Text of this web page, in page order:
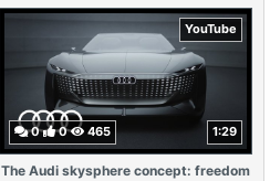
YouTube
0 0 465 1:29
The Audi skysphere concept: freedom